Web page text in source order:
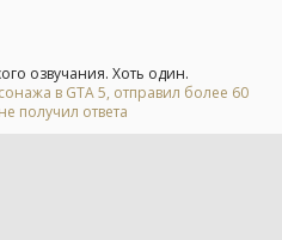
озвучания. Хоть один.
в GTA 5, отправил более 60
получил ответа